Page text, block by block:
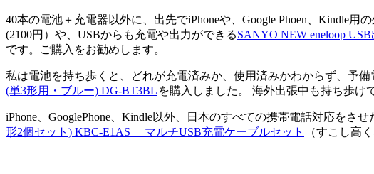
40本の電池＋充電器以外に、出先でiPhoneや、Google Phoen、Kindle用の
(2100円）や、USBからも充電や出力ができるSANYO NEW eneloop
です。ご購入をお勧めします。
私は電池を持ち歩くと、どれが充電済みか、使用済みかわからず、予備
(単3形用・ブルー) DG-BT3BL を購入しました。 海外出張中も持ち歩け
iPhone、GooglePhone、Kindle以外、日本のすべての携帯電話対応をさ
形2個セット) KBC-E1AS マルチUSB充電ケーブルセット
（すこし高